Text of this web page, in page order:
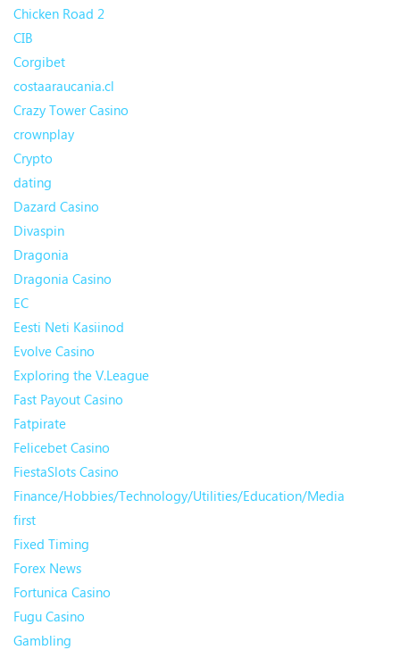
Chicken Road 2
CIB
Corgibet
costaaraucania.cl
Crazy Tower Сasino
crownplay
Crypto
dating
Dazard Casino
Divaspin
Dragonia
Dragonia Casino
EC
Eesti Neti Kasiinod
Evolve Casino
Exploring the V.League
Fast Payout Casino
Fatpirate
Felicebet Casino
FiestaSlots Casino
Finance/Hobbies/Technology/Utilities/Education/Media
first
Fixed Timing
Forex News
Fortunica Casino
Fugu Casino
Gambling